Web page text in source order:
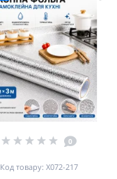
0
Код товару: Х072-217